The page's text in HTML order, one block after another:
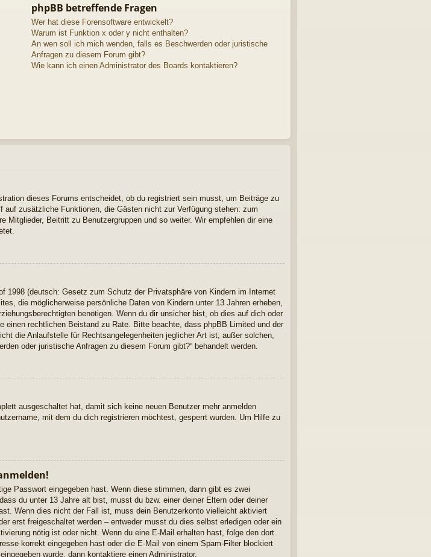
phpBB betreffende Fragen
Wer hat diese Forensoftware entwickelt?
Warum ist Funktion x oder y nicht enthalten?
An wen soll ich mich wenden, falls es Beschwerden oder juristische
Anfragen zu diesem Forum gibt?
Wie kann ich einen Administrator des Boards kontaktieren?
dieses Forums entscheidet, ob du registriert sein musst, um Beiträge zu
zusätzliche Funktionen, die Gästen nicht zur Verfügung stehen: zum
Mitglieder, Beitritt zu Benutzergruppen und so weiter. Wir empfehlen dir eine
1998 (deutsch: Gesetz zum Schutz der Privatsphäre von Kindern im Internet
die möglicherweise persönliche Daten von Kindern unter 13 Jahren erheben,
benötigen. Wenn du dir unsicher bist, ob dies auf dich oder
rechtlichen Beistand zu Rate. Bitte beachte, dass phpBB Limited und der
die Anlaufstelle für Rechtsangelegenheiten jeglicher Art ist; außer solchen,
oder juristische Anfragen zu diesem Forum gibt?“ behandelt werden.
ausgeschaltet hat, damit sich keine neuen Benutzer mehr anmelden
mit dem du dich registrieren möchtest, gesperrt wurden. Um Hilfe zu
Passwort eingegeben hast. Wenn diese stimmen, dann gibt es zwei
du unter 13 Jahre alt bist, musst du bzw. einer deiner Eltern oder deiner
Wenn dies nicht der Fall ist, muss dein Benutzerkonto vielleicht aktiviert
erst freigeschaltet werden – entweder musst du dies selbst erledigen oder ein
nötig ist oder nicht. Wenn du eine E-Mail erhalten hast, folge den dort
korrekt eingegeben hast oder die E-Mail von einem Spam-Filter blockiert
wurde, dann kontaktiere einen Administrator.